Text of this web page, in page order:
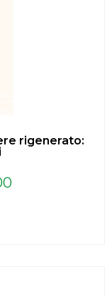
rigenerato: